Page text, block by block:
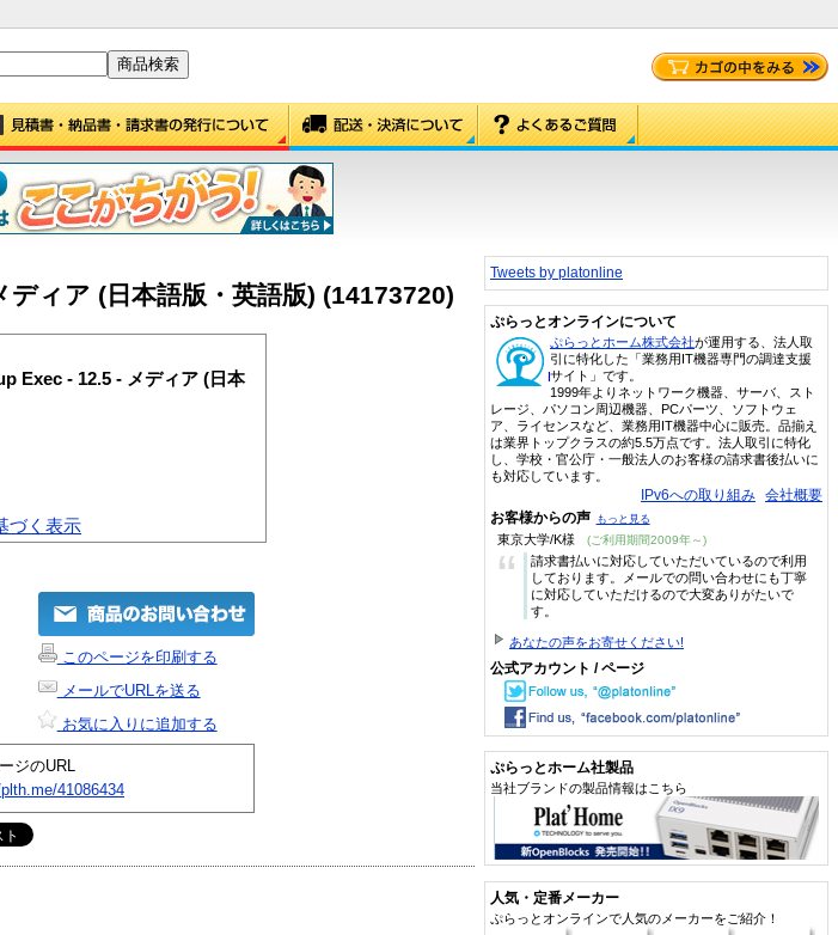
ィア (日本語版・英語版) (14173720)
Exec - 12.5 - メディア (日本
づく表示
このページを印刷する
メールでURLを送る
お気に入りに追加する
ジのURL
41086434
Tweets by platonline
ぷらっとオンラインについて
ぷらっとホーム株式会社が運用する、法人取
引に特化した「業務用IT機器専門の調達支援
サイト」です。
1999年よりネットワーク機器、サーバ、スト
レージ、パソコン周辺機器、PCパーツ、ソフトウェ
ア、ライセンスなど、業務用IT機器中心に販売。品揃え
は業界トップクラスの約5.5万点です。法人取引に特化
し、学校・官公庁・一般法人のお客様の請求書後払いに
も対応しています。
IPv6への取り組み 会社概要
お客様からの声 もっと見る
東京大学/K様 (ご利用期間2009年～)
“
請求書払いに対応していただいているので利用
しております。メールでの問い合わせにも丁寧
に対応していただけるので大変ありがたいで
す。
あなたの声をお寄せください!
公式アカウント / ページ
ぷらっとホーム社製品
当社ブランドの製品情報はこちら
人気・定番メーカー
ぷらっとオンラインで人気のメーカーをご紹介！